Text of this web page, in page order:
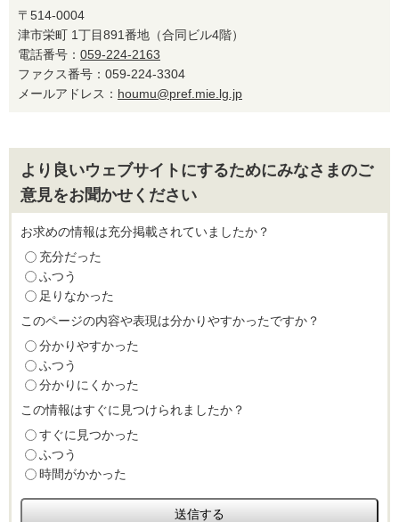
〒514-0004
津市栄町 1丁目891番地（合同ビル4階）
電話番号： 059-224-2163
ファクス番号：059-224-3304
メールアドレス： houmu@pref.mie.lg.jp
より良いウェブサイトにするためにみなさまのご
意見をお聞かせください
お求めの情報は充分掲載されていましたか？
充分だった
ふつう
足りなかった
このページの内容や表現は分かりやすかったですか？
分かりやすかった
ふつう
分かりにくかった
この情報はすぐに見つけられましたか？
すぐに見つかった
ふつう
時間がかかった